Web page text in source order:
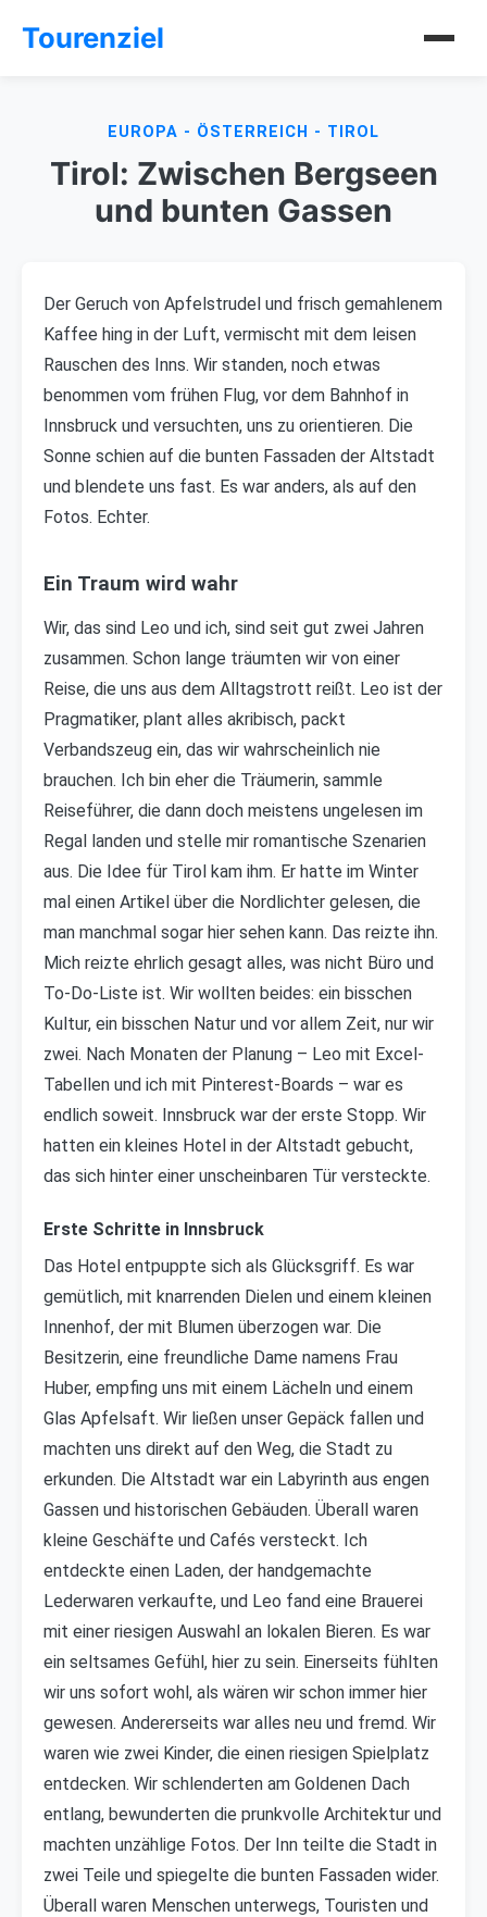
Tourenziel
EUROPA - ÖSTERREICH - TIROL
Tirol: Zwischen Bergseen
und bunten Gassen
Der Geruch von Apfelstrudel und frisch gemahlenem
Kaffee hing in der Luft, vermischt mit dem leisen
Rauschen des Inns. Wir standen, noch etwas
benommen vom frühen Flug, vor dem Bahnhof in
Innsbruck und versuchten, uns zu orientieren. Die
Sonne schien auf die bunten Fassaden der Altstadt
und blendete uns fast. Es war anders, als auf den
Fotos. Echter.
Ein Traum wird wahr
Wir, das sind Leo und ich, sind seit gut zwei Jahren
zusammen. Schon lange träumten wir von einer
Reise, die uns aus dem Alltagstrott reißt. Leo ist der
Pragmatiker, plant alles akribisch, packt
Verbandszeug ein, das wir wahrscheinlich nie
brauchen. Ich bin eher die Träumerin, sammle
Reiseführer, die dann doch meistens ungelesen im
Regal landen und stelle mir romantische Szenarien
aus. Die Idee für Tirol kam ihm. Er hatte im Winter
mal einen Artikel über die Nordlichter gelesen, die
man manchmal sogar hier sehen kann. Das reizte ihn.
Mich reizte ehrlich gesagt alles, was nicht Büro und
To-Do-Liste ist. Wir wollten beides: ein bisschen
Kultur, ein bisschen Natur und vor allem Zeit, nur wir
zwei. Nach Monaten der Planung – Leo mit Excel-
Tabellen und ich mit Pinterest-Boards – war es
endlich soweit. Innsbruck war der erste Stopp. Wir
hatten ein kleines Hotel in der Altstadt gebucht,
das sich hinter einer unscheinbaren Tür versteckte.
Erste Schritte in Innsbruck
Das Hotel entpuppte sich als Glücksgriff. Es war
gemütlich, mit knarrenden Dielen und einem kleinen
Innenhof, der mit Blumen überzogen war. Die
Besitzerin, eine freundliche Dame namens Frau
Huber, empfing uns mit einem Lächeln und einem
Glas Apfelsaft. Wir ließen unser Gepäck fallen und
machten uns direkt auf den Weg, die Stadt zu
erkunden. Die Altstadt war ein Labyrinth aus engen
Gassen und historischen Gebäuden. Überall waren
kleine Geschäfte und Cafés versteckt. Ich
entdeckte einen Laden, der handgemachte
Lederwaren verkaufte, und Leo fand eine Brauerei
mit einer riesigen Auswahl an lokalen Bieren. Es war
ein seltsames Gefühl, hier zu sein. Einerseits fühlten
wir uns sofort wohl, als wären wir schon immer hier
gewesen. Andererseits war alles neu und fremd. Wir
waren wie zwei Kinder, die einen riesigen Spielplatz
entdecken. Wir schlenderten am Goldenen Dach
entlang, bewunderten die prunkvolle Architektur und
machten unzählige Fotos. Der Inn teilte die Stadt in
zwei Teile und spiegelte die bunten Fassaden wider.
Überall waren Menschen unterwegs, Touristen und